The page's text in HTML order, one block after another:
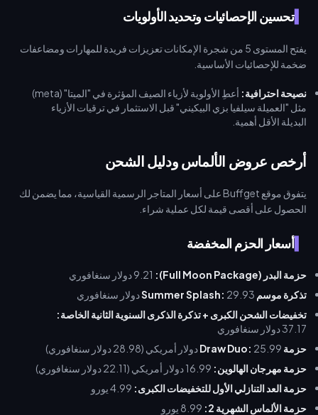
تحسين الإحصائيات وتحديد الأولويات
يفتح المستوى 5 من شجرة الإمكانات تعزيزات فريدة للمهارات ومضاعفات
ضخمة للإحصائيات الأساسية.
نصيحة احترافية:
أعطِ الأولوية لأزياء الصيف المؤثرة في "الميتا" (meta)
مثل "العميلة سيلفيا بزي البيكيني" قبل الاستثمار في ترقيات الأزياء
البديلة الأقل أهمية.
أرخص عروض الألماس ودليل الشحن
يتفوق موقع Buffget على أسعار المتاجر الرسمية القياسية، مما يضمن لك
الحصول على أقصى قيمة لكل عملية شراء.
أسعار الحزم المخفضة
حزمة البدر (Full Moon Package):
تذكرة موسم Summer Splash: 29.93 دولار سنغافوري
تخفيضات الشحن الكبرى + تذكرة الذكرى السنوية الثانية الخاصة:
37.17 دولار سنغافوري
حزمة Draw Duo: 25.99 دولار أمريكي (28.98 دولار سنغافوري)
حزمة مهرجان الهالوين:
حزمة العد التنازلي الأول للتخفيضات الكبرى:
حزمة الألماس الشهرية 2: